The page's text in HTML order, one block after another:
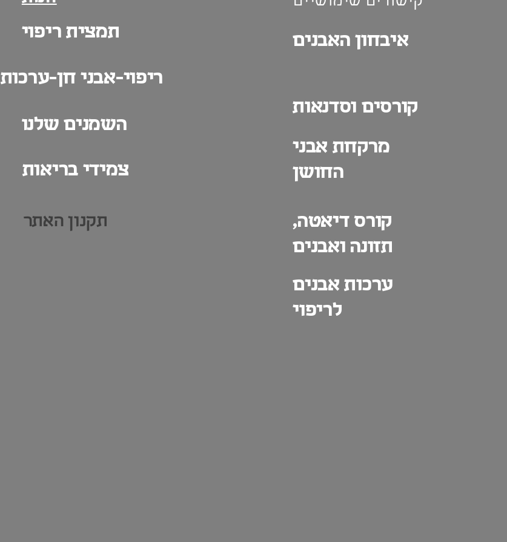
תמצית ריפוי
ריפוי-אבני חן-ערכות
השמנים שלנו
צמידי בריאות
תקנון האתר
איבחון האבנים
קורסים וסדנאות
מרקחת אבני
החושן
קורס דיאטה,
תזונה ואבנים
ערכות אבנים
לריפוי